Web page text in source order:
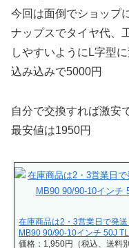
今回は面倒でショップ
ナップスでタイヤ代、
しやすいようにL字型に
込み込みで5000円
自分で交換すれば激安
最安値は1950円
在庫商品は2・3営業日で発送
MB90 90/90-10インチ 50J
価格：1,950円（税込、送料別